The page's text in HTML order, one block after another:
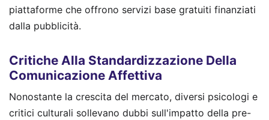
piattaforme che offrono servizi base gratuiti finanziati
dalla pubblicità.
Critiche Alla Standardizzazione Della
Comunicazione Affettiva
Nonostante la crescita del mercato, diversi psicologi e
critici culturali sollevano dubbi sull'impatto della pre-